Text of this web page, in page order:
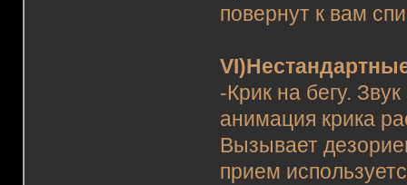
повернут к вам
-Крик на бегу.
анимация крика
Вызывает
прием